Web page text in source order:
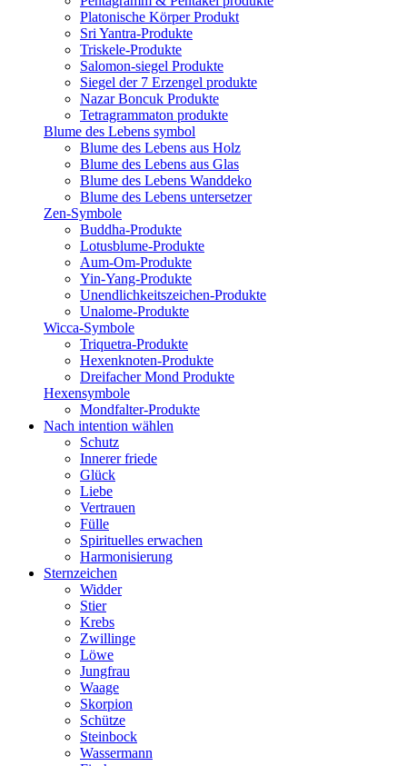
Platonische Körper Produkt
Sri Yantra-Produkte
Triskele-Produkte
Salomon-siegel Produkte
Siegel der 7 Erzengel produkte
Nazar Boncuk Produkte
Tetragrammaton produkte
Blume des Lebens symbol​
Blume des Lebens aus Holz
Blume des Lebens aus Glas
Blume des Lebens Wanddeko
Blume des Lebens untersetzer
Zen-Symbole
Buddha-Produkte
Lotusblume-Produkte
Aum-Om-Produkte
Yin-Yang-Produkte
Unendlichkeitszeichen-Produkte
Unalome-Produkte
Wicca-Symbole
Triquetra-Produkte
Hexenknoten-Produkte
Dreifacher Mond Produkte
Hexensymbole
Mondfalter-Produkte
Nach intention wählen
Schutz
Innerer friede
Glück
Liebe
Vertrauen
Fülle
Spirituelles erwachen
Harmonisierung
Sternzeichen
Widder
Stier
Krebs
Zwillinge
Löwe
Jungfrau
Waage
Skorpion
Schütze
Steinbock
Wassermann